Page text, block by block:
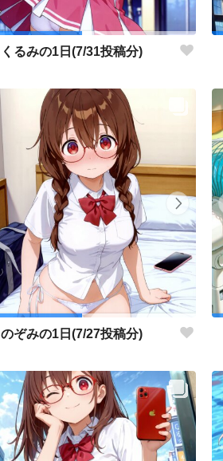
くるみの1日(7/31投稿分)
のぞみの1日(7/27投稿分)